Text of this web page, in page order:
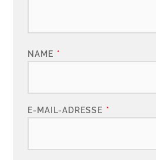
NAME *
E-MAIL-ADRESSE *